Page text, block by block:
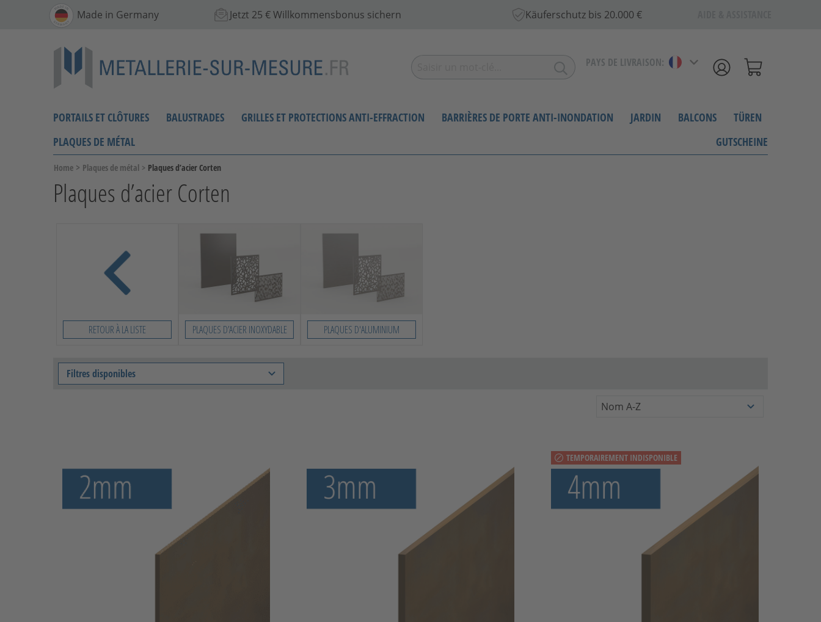
Made in Germany Jetzt 25 € Willkommensbonus sichern Käuferschutz bis 20.000 €
PAYS DE LIVRAISON:
PORTAILS ET CLÔTURES BALUSTRADES GRILLES ET PROTECTIONS ANTI-EFFRACTION BARRIÈRES DE PORTE ANTI-INONDATION JARDIN BALCONS
TÜREN
PLAQUES DE MÉTAL
GUTSCHEINE
Home > Plaques de métal > Plaques d’acier Corten
Plaques d’acier Corten
RETOUR À LA LISTE PLAQUES D’ACIER INOXYDABLE PLAQUES D'ALUMINIUM
Filtres disponibles
TEMPORAIREMENT INDISPONIBLE